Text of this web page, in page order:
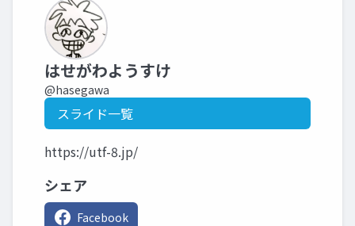
はせがわようすけ
@hasegawa
スライド一覧
https://utf-8.jp/
シェア
Facebook